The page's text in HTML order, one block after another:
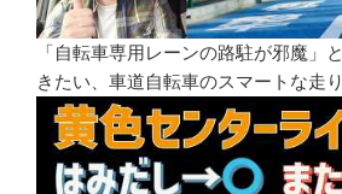
「自転車専用レーンの路駐が邪魔」
きたい、車道自転車のスマートな走